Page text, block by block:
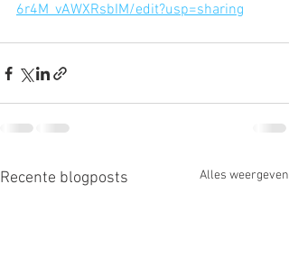
6r4M_vAWXRsbIM/edit?usp=sharing
Recente blogposts Alles weergeven